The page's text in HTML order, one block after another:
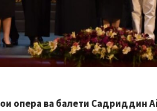
опера ва балети Садриддин